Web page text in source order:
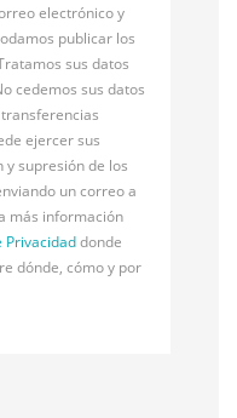
electrónico y
publicar los
sus datos
cedemos sus datos
ejercer sus
y supresión de los
un correo a
más información
Privacidaddonde
dónde, cómo y por